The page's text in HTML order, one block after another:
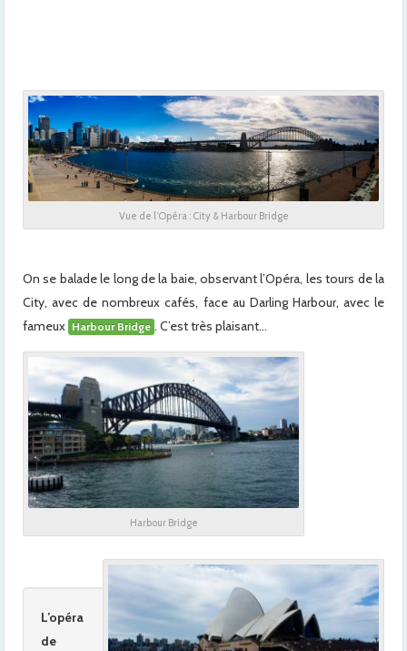
Vue de l’Opéra : City & Harbour Bridge
On se balade le long de la baie, observant l’Opéra, les tours de la
City, avec de nombreux cafés, face au Darling Harbour, avec le
fameux Harbour Bridge . C’est très plaisant…
Harbour Bridge
L’opéra
de